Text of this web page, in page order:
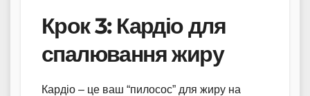
Крок 3: Кардіо для
спалювання жиру
Кардіо – це ваш “пилосос” для жиру на